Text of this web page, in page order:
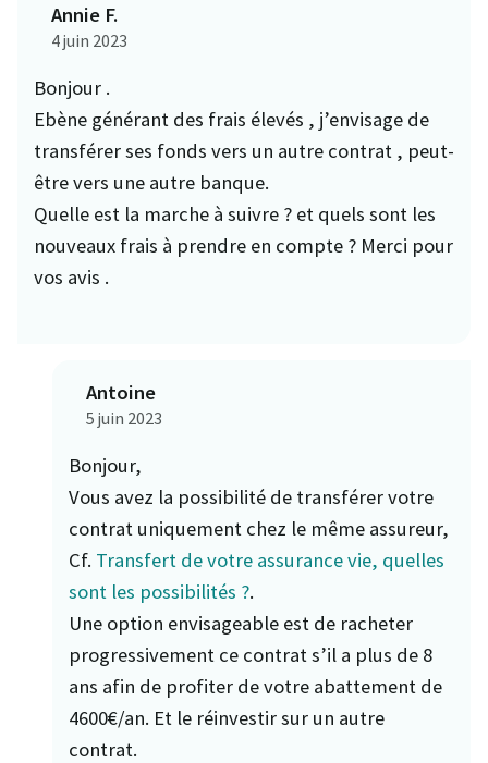
Annie F.
4 juin 2023
Bonjour .
Ebène générant des frais élevés , j’envisage de
transférer ses fonds vers un autre contrat , peut-
être vers une autre banque.
Quelle est la marche à suivre ? et quels sont les
nouveaux frais à prendre en compte ? Merci pour
vos avis .
Antoine
5 juin 2023
Bonjour,
Vous avez la possibilité de transférer votre
contrat uniquement chez le même assureur,
Cf. Transfert de votre assurance vie, quelles
sont les possibilités ?.
Une option envisageable est de racheter
progressivement ce contrat s’il a plus de 8
ans afin de profiter de votre abattement de
4600€/an. Et le réinvestir sur un autre
contrat.